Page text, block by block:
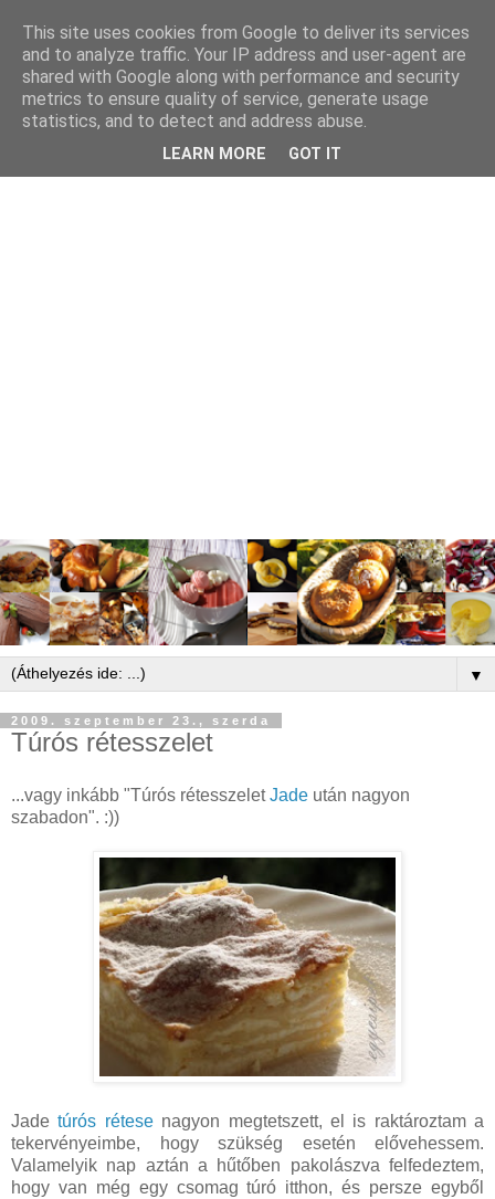
▼
2009. szeptember 23., szerda
Túrós rétesszelet
...vagy inkább "Túrós rétesszeletJade után nagyon
szabadon". :))
Jadetúrós rétesenagyon megtetszett, el is raktároztam a
tekervényeimbe, hogy szükség esetén elővehessem.
Valamelyik nap aztán a hűtőben pakolászva felfedeztem,
hogy van még egy csomag túró itthon, és persze egyből
This site uses cookies from Google to deliver its services
and to analyze traffic. Your IP address and user-agent are
shared with Google along with performance and security
metrics to ensure quality of service, generate usage
statistics, and to detect and address abuse.
LEARN MORE GOT IT